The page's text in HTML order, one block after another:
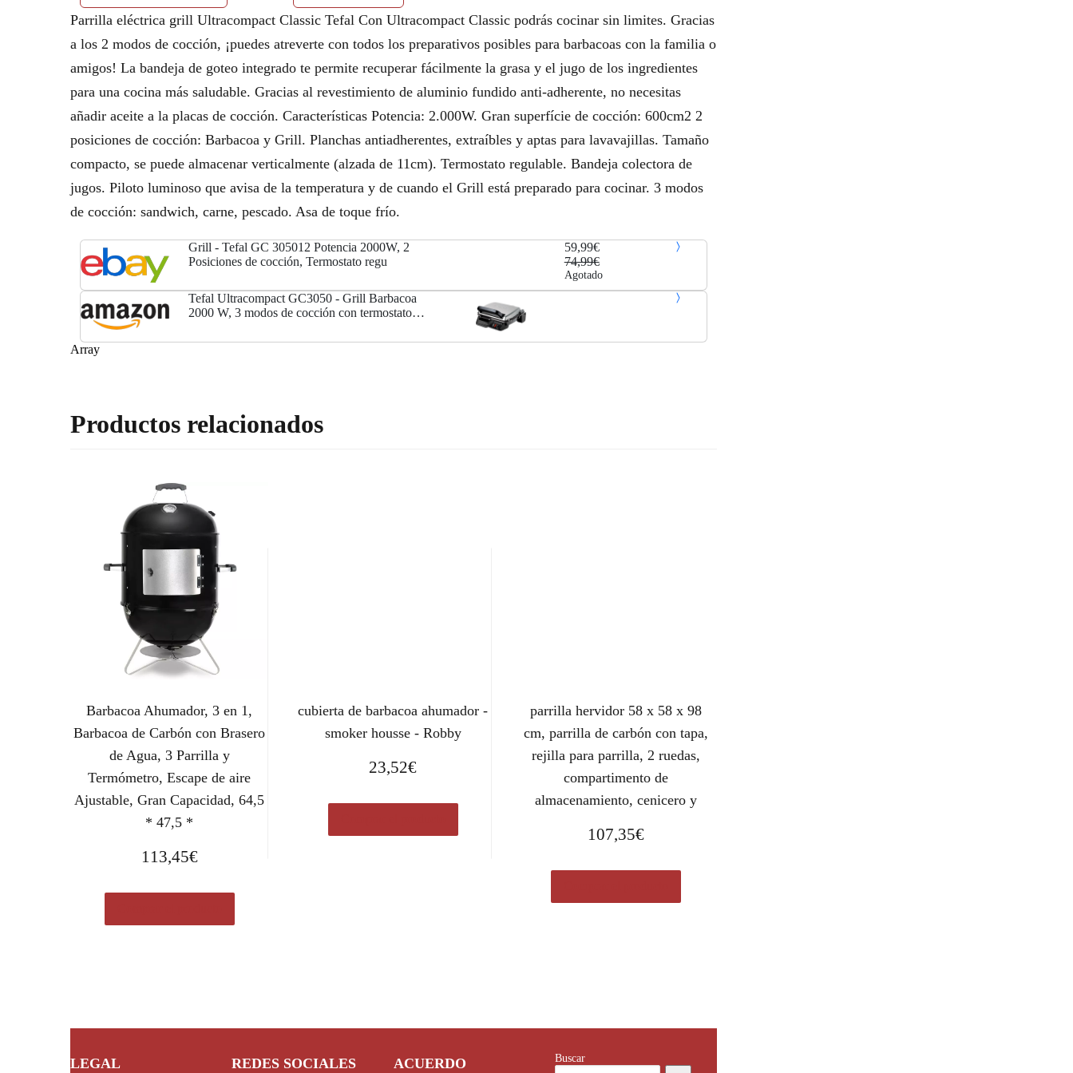
a
:
7
,
9
9
,
9
€
Parrilla eléctrica grill Ultracompact Classic Tefal Con Ultracompact Classic podrás cocinar sin limites. Gracias
a los 2 modos de cocción, ¡puedes atreverte con todos los preparativos posibles para barbacoas con la familia o
amigos! La bandeja de goteo integrado te permite recuperar fácilmente la grasa y el jugo de los ingredientes
para una cocina más saludable. Gracias al revestimiento de aluminio fundido anti-adherente, no necesitas
añadir aceite a la placas de cocción. Características Potencia: 2.000W. Gran superfície de cocción: 600cm2 2
posiciones de cocción: Barbacoa y Grill. Planchas antiadherentes, extraíbles y aptas para lavavajillas. Tamaño
compacto, se puede almacenar verticalmente (alzada de 11cm). Termostato regulable. Bandeja colectora de
jugos. Piloto luminoso que avisa de la temperatura y de cuando el Grill está preparado para cocinar. 3 modos
de cocción: sandwich, carne, pescado. Asa de toque frío.
Grill - Tefal GC 305012 Potencia 2000W, 2
Posiciones de cocción, Termostato regu
59,99€
74,99€
Agotado
Tefal Ultracompact GC3050 - Grill Barbacoa
2000 W, 3 modos de cocción con termostato
para limpieza fácil,...
Array
Productos relacionados
Barbacoa Ahumador, 3 en 1,
Barbacoa de Carbón con Brasero
de Agua, 3 Parrilla y
Termómetro, Escape de aire
Ajustable, Gran Capacidad, 64,5
* 47,5 *
113,45€
cubierta de barbacoa ahumador -
smoker housse - Robby
23,52€
parrilla hervidor 58 x 58 x 98
cm, parrilla de carbón con tapa,
rejilla para parrilla, 2 ruedas,
compartimento de
almacenamiento, cenicero y
107,35€
LEGAL REDES SOCIALES ACUERDO Buscar